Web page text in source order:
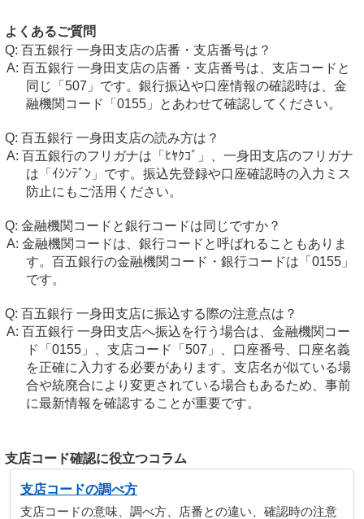
よくあるご質問
百五銀行 一身田支店の店番・支店番号は？
百五銀行 一身田支店の店番・支店番号は、支店コードと
同じ「507」です。銀行振込や口座情報の確認時は、金
融機関コード「0155」とあわせて確認してください。
百五銀行 一身田支店の読み方は？
百五銀行のフリガナは「ﾋﾔｸｺﾞ」、一身田支店のフリガナ
は「ｲｼﾝﾃﾞﾝ」です。振込先登録や口座確認時の入力ミス
防止にもご活用ください。
金融機関コードと銀行コードは同じですか？
金融機関コードは、銀行コードと呼ばれることもありま
す。百五銀行の金融機関コード・銀行コードは「0155」
です。
百五銀行 一身田支店に振込する際の注意点は？
百五銀行 一身田支店へ振込を行う場合は、金融機関コー
ド「0155」、支店コード「507」、口座番号、口座名義
を正確に入力する必要があります。支店名が似ている場
合や統廃合により変更されている場合もあるため、事前
に最新情報を確認することが重要です。
支店コード確認に役立つコラム
支店コードの調べ方
支店コードの意味、調べ方、店番との違い、確認時の注意